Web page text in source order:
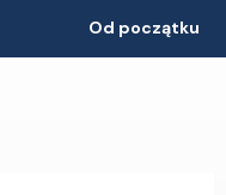
Od początku